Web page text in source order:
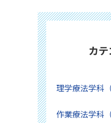
カ
理学療法学科（
作業療法学科（